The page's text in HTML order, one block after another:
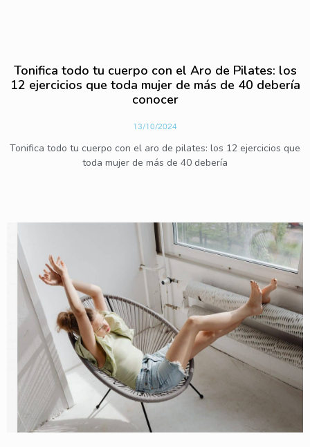
Tonifica todo tu cuerpo con el Aro de Pilates: los
12 ejercicios que toda mujer de más de 40 debería
conocer
13/10/2024
Tonifica todo tu cuerpo con el aro de pilates: los 12 ejercicios que
toda mujer de más de 40 debería